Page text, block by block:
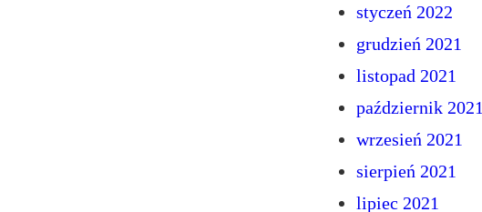
styczeń 2022
grudzień 2021
listopad 2021
październik 2021
wrzesień 2021
sierpień 2021
lipiec 2021